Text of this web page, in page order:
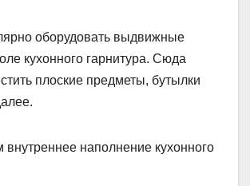
оборудовать выдвижные
кухонного гарнитура. Сюда
плоские предметы, бутылки